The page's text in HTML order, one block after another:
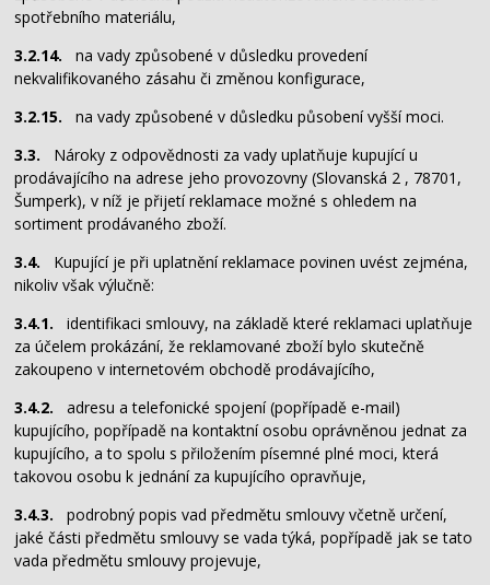
spotřebního materiálu,
3.2.14.
na vady způsobené v důsledku provedení
nekvalifikovaného zásahu či změnou konfigurace,
3.2.15. na vady způsobené v důsledku působení vyšší moci.
3.3. Nároky z odpovědnosti za vady uplatňuje kupující u
prodávajícího na adrese jeho provozovny (Slovanská 2 , 78701,
Šumperk), v níž je přijetí reklamace možné s ohledem na
sortiment prodávaného zboží.
3.4. Kupující je při uplatnění reklamace povinen uvést zejména,
nikoliv však výlučně:
3.4.1. identifikaci smlouvy, na základě které reklamaci uplatňuje
za účelem prokázání, že reklamované zboží bylo skutečně
zakoupeno v internetovém obchodě prodávajícího,
3.4.2.
adresu a telefonické spojení (popřípadě e-mail)
kupujícího, popřípadě na kontaktní osobu oprávněnou jednat za
kupujícího, a to spolu s přiložením písemné plné moci, která
takovou osobu k jednání za kupujícího opravňuje,
3.4.3. podrobný popis vad předmětu smlouvy včetně určení,
jaké části předmětu smlouvy se vada týká, popřípadě jak se tato
vada předmětu smlouvy projevuje,